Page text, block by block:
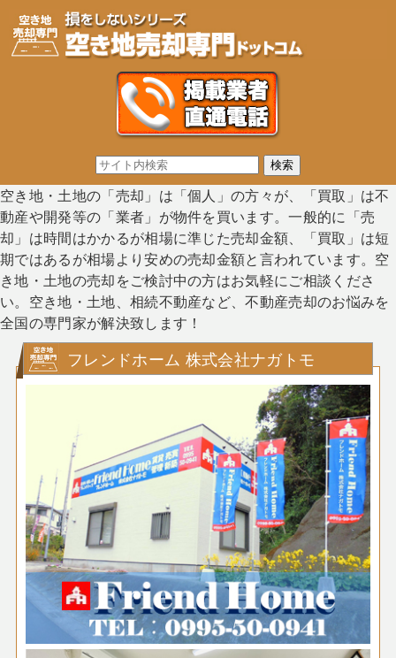
空き地・土地の「売却」は「個人」の方々が、「買取」は不
動産や開発等の「業者」が物件を買います。一般的に「売
却」は時間はかかるが相場に準じた売却金額、「買取」は短
期ではあるが相場より安めの売却金額と言われています。空
き地・土地の売却をご検討中の方はお気軽にご相談くださ
い。空き地・土地、相続不動産など、不動産売却のお悩みを
全国の専門家が解決致します！
フレンドホーム 株式会社ナガトモ